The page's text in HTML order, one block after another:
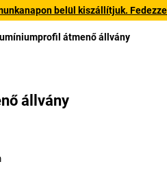
belül kiszállítjuk.
átmenő állvány
állvány